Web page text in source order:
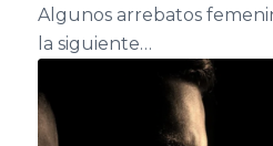
Algunos arrebatos
la siguiente…